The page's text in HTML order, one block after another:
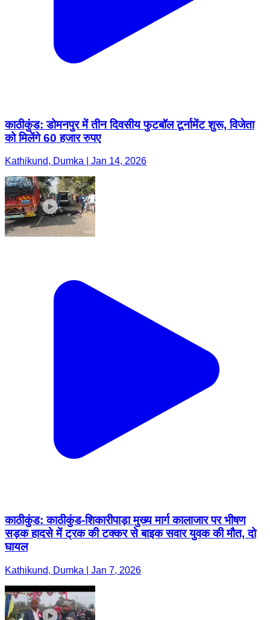
काठीकुंड: डोमनपुर में तीन दिवसीय फुटबॉल टूर्नामेंट शुरू, विजेता
को मिलेंगे 60 हजार रुपए
Kathikund, Dumka | Jan 14, 2026
काठीकुंड: काठीकुंड-शिकारीपाड़ा मुख्य मार्ग कालाजार पर भीषण
सड़क हादसे में ट्रक की टक्कर से बाइक सवार युवक की मौत, दो
घायल
Kathikund, Dumka | Jan 7, 2026